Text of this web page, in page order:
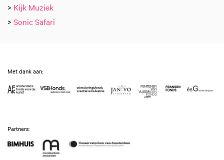
> Kijk Muziek
> Sonic Safari
Met dank aan:
Partners: